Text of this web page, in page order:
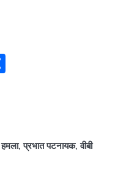
हमला,प्रभात पटनायक,वीबी